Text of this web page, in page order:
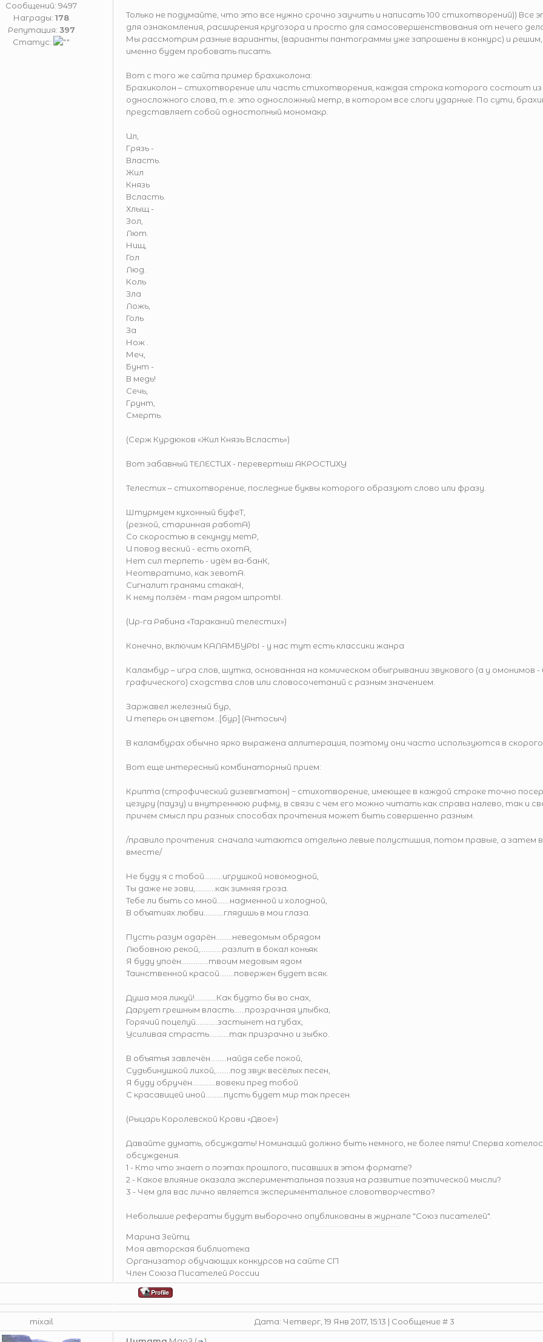
Сообщений: 9497
Награды: 178
Репутация: 397
Статус:
Только не подумайте, что это все нужно срочно заучить и написать 100 стихотворений)) Все
для ознакомления, расширения кругозора и просто для самосовершенствования от нечего
Мы рассмотрим разные варианты, (варианты пантограммы уже запрошены в конкурс) и
именно будем пробовать писать.
Вот с того же сайта пример брахиколона:
Брахиколон – стихотворение или часть стихотворения, каждая строка которого состоит из
односложного слова, т.е. это односложный метр, в котором все слоги ударные. По сути,
представляет собой одностопный мономакр.
Ил,
Грязь -
Власть.
Жил
Князь
Всласть.
Хлыщ -
Зол,
Лют.
Нищ,
Гол
Люд.
Коль
Зла
Ложь,
Голь
За
Нож .
Меч,
Бунт -
В медь!
Сечь,
Грунт,
Смерть.
(Серж Курдюков «Жил Князь Всласть»)
Вот забавный ТЕЛЕСТИХ - перевертыш АКРОСТИХУ
Телестих – стихотворение, последние буквы которого образуют слово или фразу.
Штурмуем кухонный буфеТ,
(резной, старинная работА)
Со скоростью в секунду метР,
И повод веский - есть охотА,
Нет сил терпеть - идём ва-банК,
Неотвратимо, как зевотА.
Сигналит гранями стакаН,
К нему ползём - там рядом шпротЫ.
(Ир-га Рябина «Тараканий телестих»)
Конечно, включим КАЛАМБУРЫ - у нас тут есть классики жанра
Каламбур – игра слов, шутка, основанная на комическом обыгрывании звукового (а у омонимов -
графического) сходства слов или словосочетаний с разным значением.
Заржавел железный бур,
И теперь он цветом...[бур] (Антосыч)
В каламбурах обычно ярко выражена аллитерация, поэтому они часто используются в
Вот еще интересный комбинаторный прием:
Крипта (строфический дизевгматон) − стихотворение, имеющее в каждой строке точно
цезуру (паузу) и внутреннюю рифму, в связи с чем его можно читать как справа налево, так и
причем смысл при разных способах прочтения может быть совершенно разным.
/правило прочтения: сначала читаются отдельно левые полустишия, потом правые, а затем
вместе/
Не буду я с тобой..........игрушкой новомодной,
Ты даже не зови,...........как зимняя гроза.
Тебе ли быть со мной.......надменной и холодной,
В объятиях любви...........глядишь в мои глаза.
Пусть разум одарён.........неведомым обрядом
Любовною рекой,............разлит в бокал коньяк
Я буду упоён...............твоим медовым ядом
Таинственной красой........повержен будет всяк.
Душа моя ликуй!............Как будто бы во снах,
Дарует грешным власть......прозрачная улыбка,
Горячий поцелуй............застынет на губах,
Усиливая страсть...........так призрачно и зыбко.
В объятья завлечён.........найдя себе покой,
Судьбинушкой лихой,........под звук весёлых песен,
Я буду обручён.............вовеки пред тобой
С красавицей иной..........пусть будет мир так пресен.
(Рыцарь Королевской Крови «Двое»)
Давайте думать, обсуждать! Номинаций должно быть немного, не более пяти! Сперва
обсуждения.
1 - Кто что знает о поэтах прошлого, писавших в этом формате?
2 - Какое влияние оказала экспериментальная поэзия на развитие поэтической мысли?
3 - Чем для вас лично является экспериментальное словотворчество?
Небольшие рефераты будут выборочно опубликованы в журнале "Союз писателей".
Марина Зейтц.
Моя авторская библиотека
Организатор обучающих конкурсов на сайте СП
Член Союза Писателей России
mixail Дата: Четверг, 19 Янв 2017, 15:13 | Сообщение #3